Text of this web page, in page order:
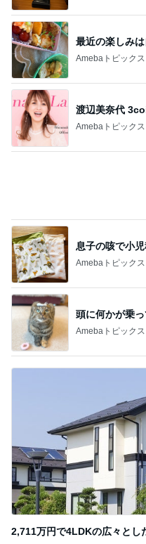
息子の咳で小
Amebaトピックス
頭に何かが乗っ
Amebaトピックス
2,711万円で4LDKの広々とし
Amebaトピックス
遠藤の妻 歯磨
Amebaトピックス
色で迷い決め
Amebaトピックス